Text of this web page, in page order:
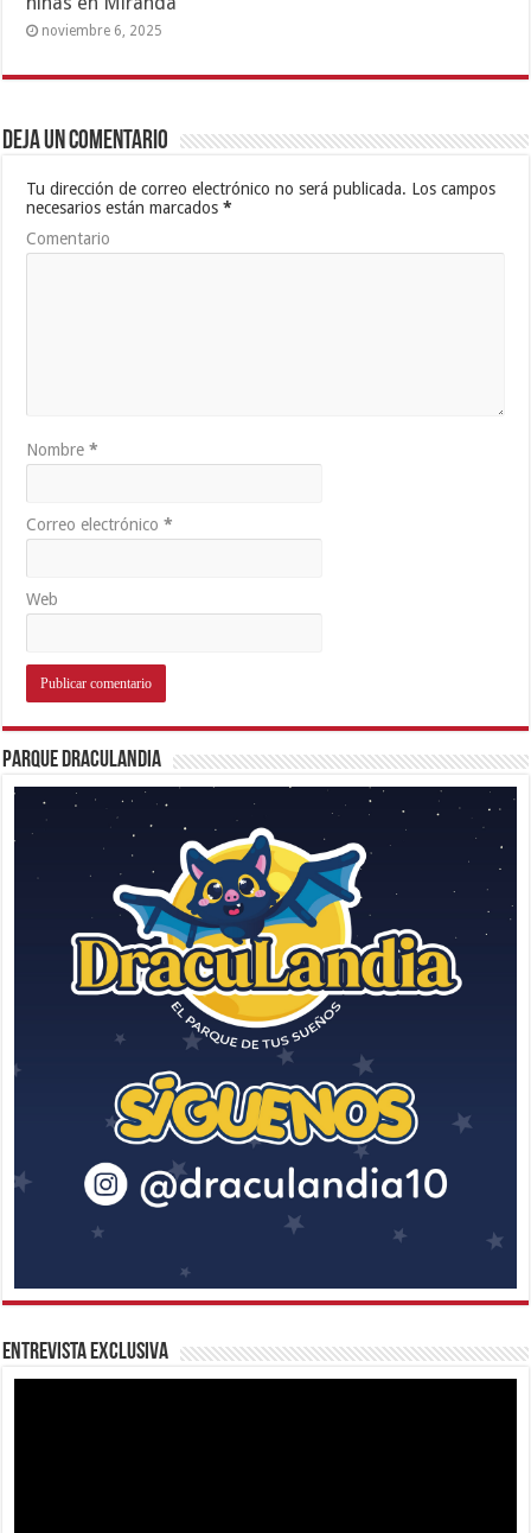
noviembre 6, 2025
Deja un comentario
Tu dirección de correo electrónico no será publicada. Los campos
necesarios están marcados*
Comentario
Nombre*
Correo electrónico*
Web
Parque Draculandia
Entrevista Exclusiva